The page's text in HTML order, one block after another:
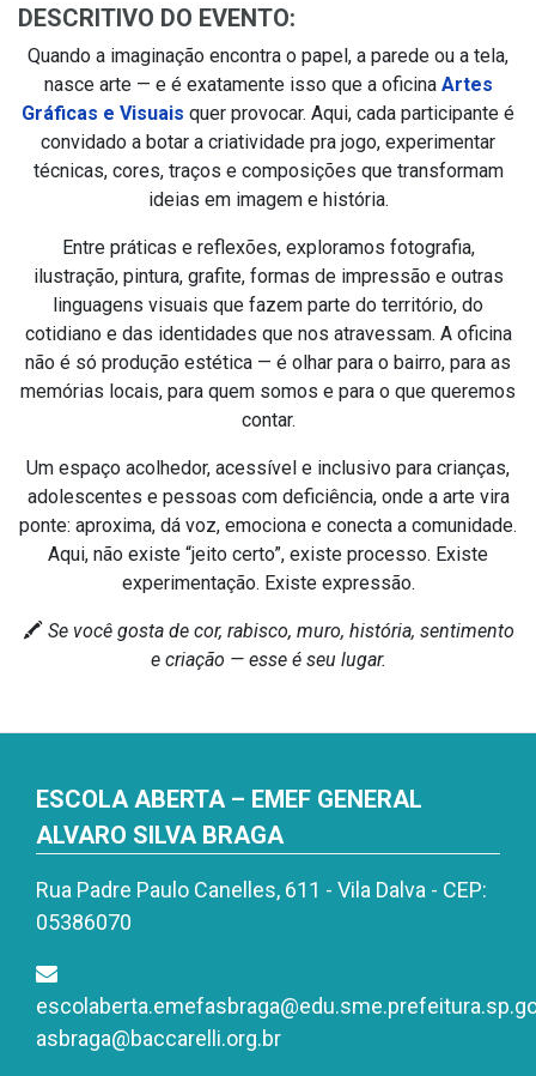
DESCRITIVO DO EVENTO:
Quando a imaginação encontra o papel, a parede ou a tela,
nasce arte — e é exatamente isso que a oficina Artes
Gráficas e Visuais quer provocar. Aqui, cada participante é
convidado a botar a criatividade pra jogo, experimentar
técnicas, cores, traços e composições que transformam
ideias em imagem e história.
Entre práticas e reflexões, exploramos fotografia,
ilustração, pintura, grafite, formas de impressão e outras
linguagens visuais que fazem parte do território, do
cotidiano e das identidades que nos atravessam. A oficina
não é só produção estética — é olhar para o bairro, para as
memórias locais, para quem somos e para o que queremos
contar.
Um espaço acolhedor, acessível e inclusivo para crianças,
adolescentes e pessoas com deficiência, onde a arte vira
ponte: aproxima, dá voz, emociona e conecta a comunidade.
Aqui, não existe “jeito certo”, existe processo. Existe
experimentação. Existe expressão.
🖍️ Se você gosta de cor, rabisco, muro, história, sentimento
e criação — esse é seu lugar.
ESCOLA ABERTA – EMEF GENERAL
ALVARO SILVA BRAGA
Rua Padre Paulo Canelles, 611 - Vila Dalva - CEP:
05386070
asbraga@baccarelli.org.br